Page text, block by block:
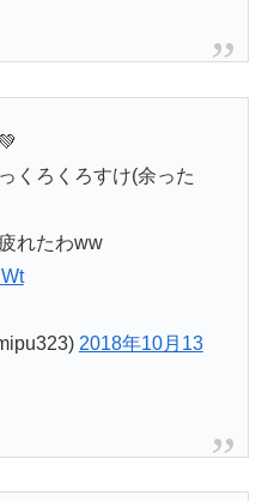
くろくろすけ(余った
れたわww
2018年10月13